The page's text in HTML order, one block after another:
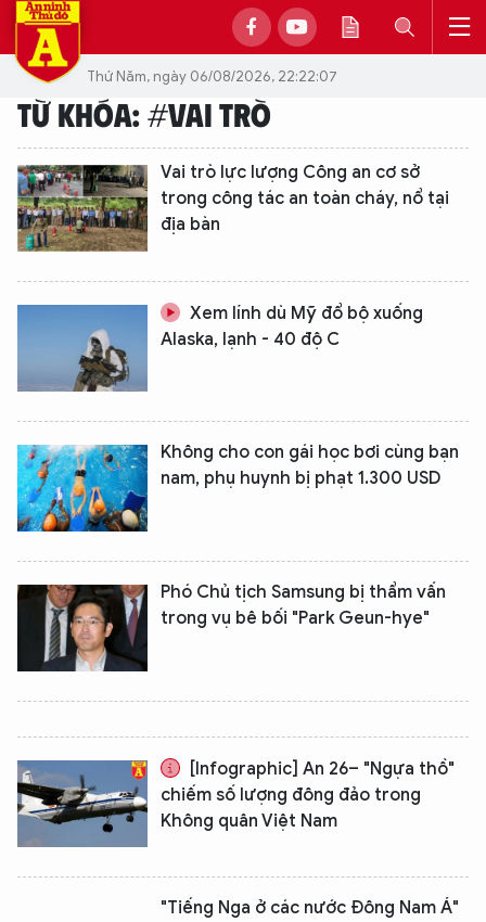
Thứ Năm, ngày 06/08/2026, 22:22:07
TỪ KHÓA: #VAI TRÒ
Vai trò lực lượng Công an cơ sở
trong công tác an toàn cháy, nổ tại
địa bàn
Xem lính dù Mỹ đổ bộ xuống
Alaska, lạnh - 40 độ C
Không cho con gái học bơi cùng bạn
nam, phụ huynh bị phạt 1.300 USD
Phó Chủ tịch Samsung bị thẩm vấn
trong vụ bê bối "Park Geun-hye"
[Infographic] An 26– "Ngựa thồ"
chiếm số lượng đông đảo trong
Không quân Việt Nam
"Tiếng Nga ở các nước Đông Nam Á"